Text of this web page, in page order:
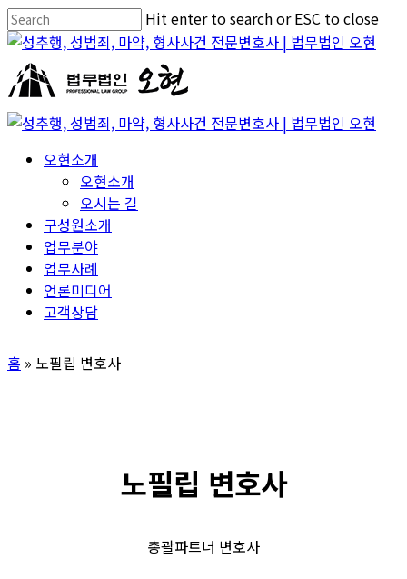
Skip
to
main
content
Hit enter to search or ESC to close
Close
Search
Menu 오현소개
오현소개
오시는 길
구성원소개
업무분야
업무사례
언론미디어
고객상담
홈 » 노필립 변호사
노필립 변호사
총괄파트너 변호사